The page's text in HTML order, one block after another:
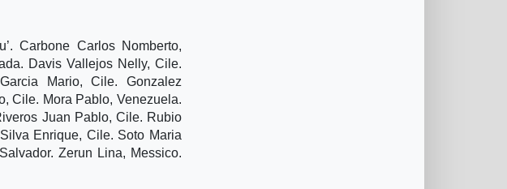
Carbone Carlos Nomberto,
Davis Vallejos Nelly, Cile.
Mario, Cile. Gonzalez
Cile. Mora Pablo, Venezuela.
Juan Pablo, Cile. Rubio
Enrique, Cile. Soto Maria
Zerun Lina, Messico.